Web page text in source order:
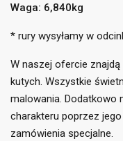
((cancelText))
Waga: 6,840kg
* rury wysyłamy w
W naszej ofercie
kutych. Wszystkie
malowania. Dodatkowo
charakteru poprzez
zamówienia specjalne.